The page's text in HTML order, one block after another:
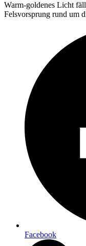
Warm-goldenes Licht
Felsvorsprung rund um
Facebook